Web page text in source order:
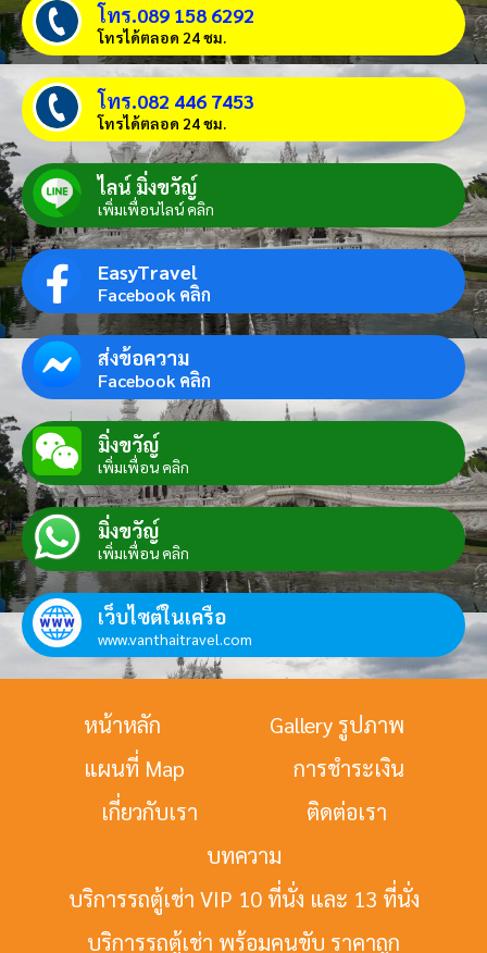
โทร.089 158 6292
โทรได้ตลอด 24 ชม.
โทร.082 446 7453
โทรได้ตลอด 24 ชม.
ไลน์ มิ่งขวัญ์
เพิ่มเพื่อนไลน์ คลิก
EasyTravel
Facebook คลิก
ส่งข้อความ
Facebook คลิก
มิ่งขวัญ์
เพิ่มเพื่อน คลิก
มิ่งขวัญ์
เพิ่มเพื่อน คลิก
เว็บไซต์ในเครือ
www.vanthaitravel.com
หน้าหลัก
Gallery รูปภาพ
แผนที่ Map
การชำระเงิน
เกี่ยวกับเรา
ติดต่อเรา
บทความ
บริการรถตู้เช่า VIP 10 ที่นั่ง และ 13 ที่นั่ง
บริการรถตู้เช่า พร้อมคนขับ ราคาถูก